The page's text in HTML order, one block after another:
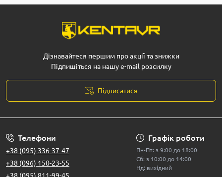
Дізнавайтеся першим про акції та знижки
Підпишіться на нашу e-mail розсилку
Підписатися
Телефони
+38 (095) 336-37-47
+38 (096) 150-23-55
Графік роботи
Пн-Пт: з 9:00 до 18:00
Сб: з 10:00 до 14:00
Нд: вихідний